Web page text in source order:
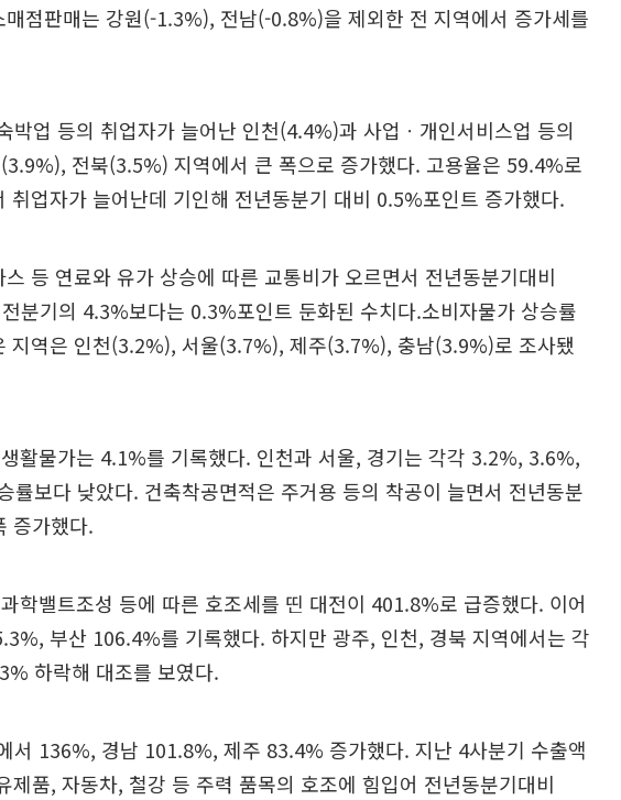
매점판매는 강원(-1.3%), 전남(-0.8%)을 제외한 전 지역에서 증가세를
박업 등의 취업자가 늘어난 인천(4.4%)과 사업ㆍ개인서비스업 등의
전북(3.5%) 지역에서 큰 폭으로 증가했다. 고용율은 59.4%로
취업자가 늘어난데 기인해 전년동분기 대비 0.5%포인트 증가했다.
등 연료와 유가 상승에 따른 교통비가 오르면서 전년동분기대비
분기의 4.3%보다는 0.3%포인트 둔화된 수치다.소비자물가 상승률
지역은 인천(3.2%), 서울(3.7%), 제주(3.7%), 충남(3.9%)로 조사됐
활물가는 4.1%를 기록했다. 인천과 서울, 경기는 각각 3.2%, 3.6%,
률보다 낮았다. 건축착공면적은 주거용 등의 착공이 늘면서 전년동분
증가했다.
학밸트조성 등에 따른 호조세를 띤 대전이 401.8%로 급증했다. 이어
부산 106.4%를 기록했다. 하지만 광주, 인천, 경북 지역에서는 각
하락해 대조를 보였다.
서 136%, 경남 101.8%, 제주 83.4% 증가했다. 지난 4사분기 수출액
제품, 자동차, 철강 등 주력 품목의 호조에 힘입어 전년동분기대비